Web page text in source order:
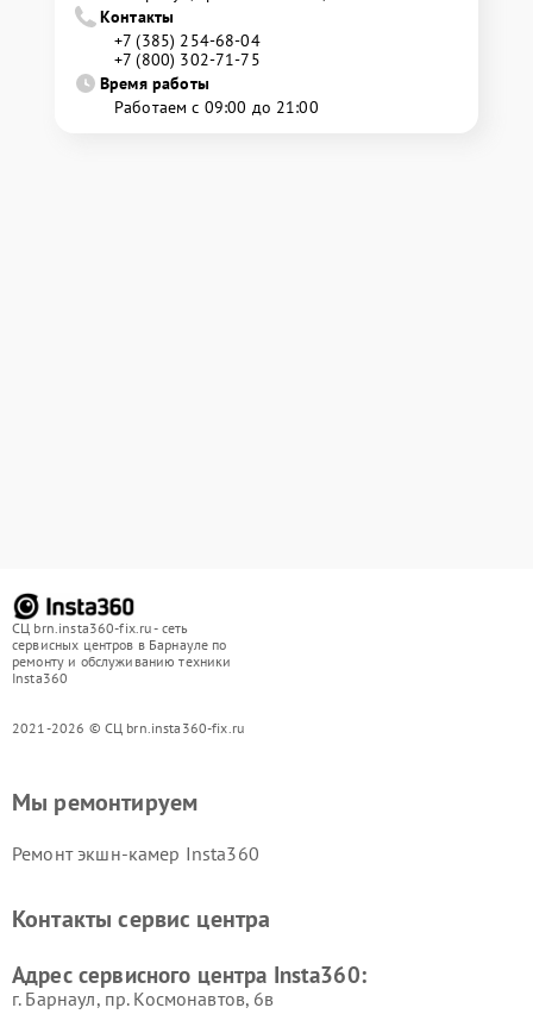
Контакты
+7 (385) 254-68-04
+7 (800) 302-71-75
Время работы
Работаем с 09:00 до 21:00
СЦ brn.insta360-fix.ru - сеть
сервисных центров в Барнауле по
ремонту и обслуживанию техники
Insta360
2021-2026 © СЦ brn.insta360-fix.ru
Мы ремонтируем
Ремонт экшн-камер Insta360
Контакты сервис центра
Адрес сервисного центра Insta360:
г. Барнаул, ​пр. Космонавтов, 6в